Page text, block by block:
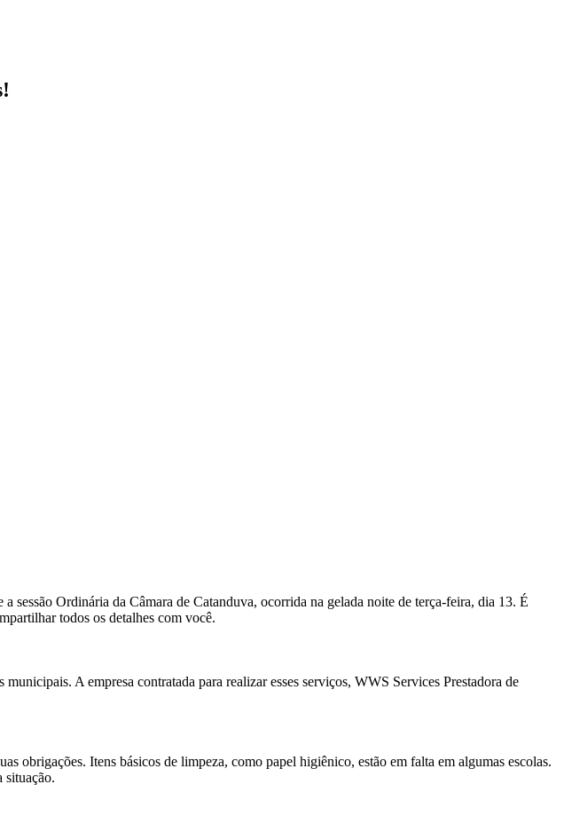
sessão Ordinária da Câmara de Catanduva, ocorrida na gelada noite de terça-feira, dia 13. É
todos os detalhes com você.
A empresa contratada para realizar esses serviços, WWS Services Prestadora de
obrigações. Itens básicos de limpeza, como papel higiênico, estão em falta em algumas escolas.
situação.